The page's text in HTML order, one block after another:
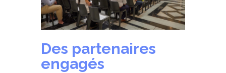
Des partenaires
engagés